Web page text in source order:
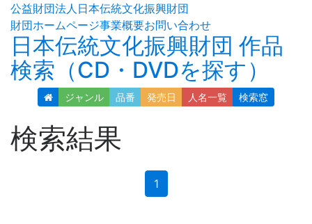
公益財団法人日本伝統文化振興財団
財団ホームページ事業概要お問い合わせ
日本伝統文化振興財団 作品
検索（CD・DVDを探す）
ジャンル 品番 発売日 人名一覧 検索窓
検索結果
1(current)